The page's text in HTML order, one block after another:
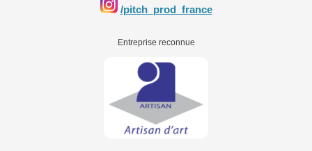
/pitch_prod_france
Entreprise reconnue